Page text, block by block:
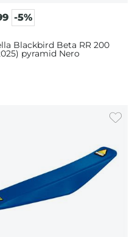
-5%
Blackbird Beta RR 200
pyramid Nero